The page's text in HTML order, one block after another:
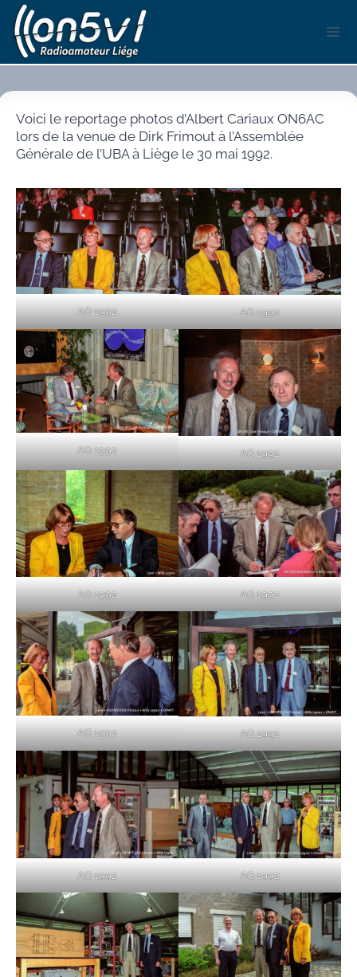
Aller
au
contenu
Voici le reportage photos d’Albert Cariaux ON6AC
lors de la venue de Dirk Frimout à l’Assemblée
Générale de l’UBA à Liège le 30 mai 1992.
AG 1992 AG 1992
AG 1992 AG 1992
AG 1992 AG 1992
AG 1992 AG 1992
AG 1992 AG 1992